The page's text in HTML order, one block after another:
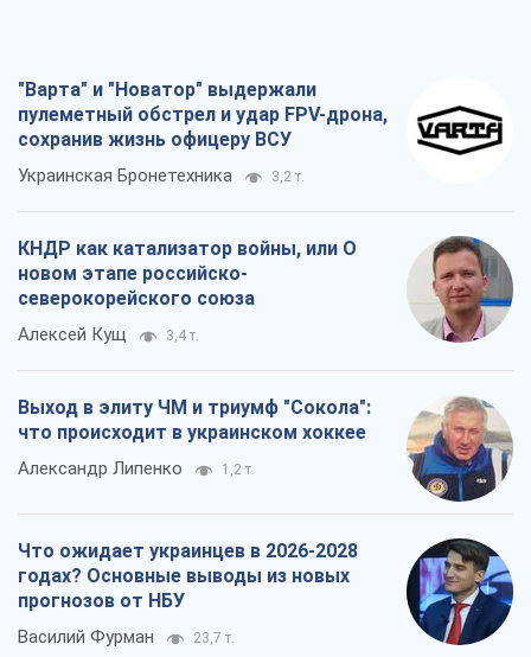
"Варта" и "Новатор" выдержали
пулеметный обстрел и удар FPV-дрона,
сохранив жизнь офицеру ВСУ
Украинская Бронетехника 3,2 т.
КНДР как катализатор войны, или О
новом этапе российско-
северокорейского союза
Алексей Кущ 3,4 т.
Выход в элиту ЧМ и триумф "Сокола":
что происходит в украинском хоккее
Александр Липенко 1,2 т.
Что ожидает украинцев в 2026-2028
годах? Основные выводы из новых
прогнозов от НБУ
Василий Фурман 23,7 т.